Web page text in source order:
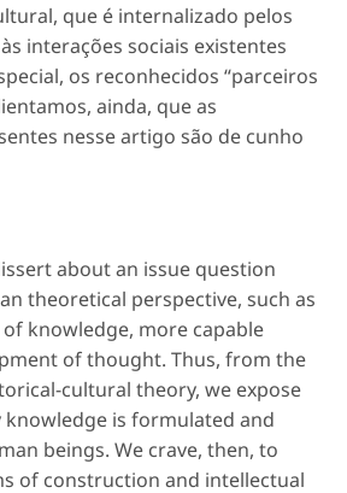
que é internalizado pelos
interações sociais existentes
os reconhecidos “parceiros
ainda, que as
nesse artigo são de cunho
about an issue question
theoretical perspective, such as
knowledge, more capable
of thought. Thus, from the
cultural theory, we expose
knowledge is formulated and
beings. We crave, then, to
of construction and intellectual